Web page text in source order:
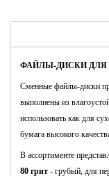
ФАЙЛЫ-ДИСКИ ДЛЯ
Сменные файлы-диски
выполнены из
использовать как для
бумага высокого
В ассортименте
80 грит - грубый, для